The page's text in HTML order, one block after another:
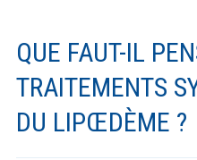
QUE FAUT-IL
TRAITEMENTS
DU LIPŒDÈME ?